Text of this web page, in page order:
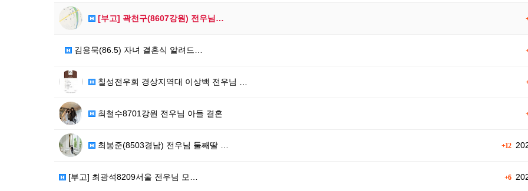
[부고] 곽천구(8607강원) 전우님…
김용묵(86.5) 자녀 결혼식 알려드…
칠성전우회 경상지역대 이상백 전우님 …
최철수8701강원 전우님 아들 결혼
+12
최봉준(8503경남) 전우님 둘째딸 …
+6
[부고] 최광석8209서울 전우님 모…